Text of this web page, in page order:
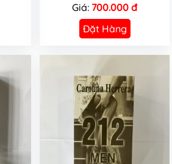
Giá: 700.000 đ
Đặt Hàng